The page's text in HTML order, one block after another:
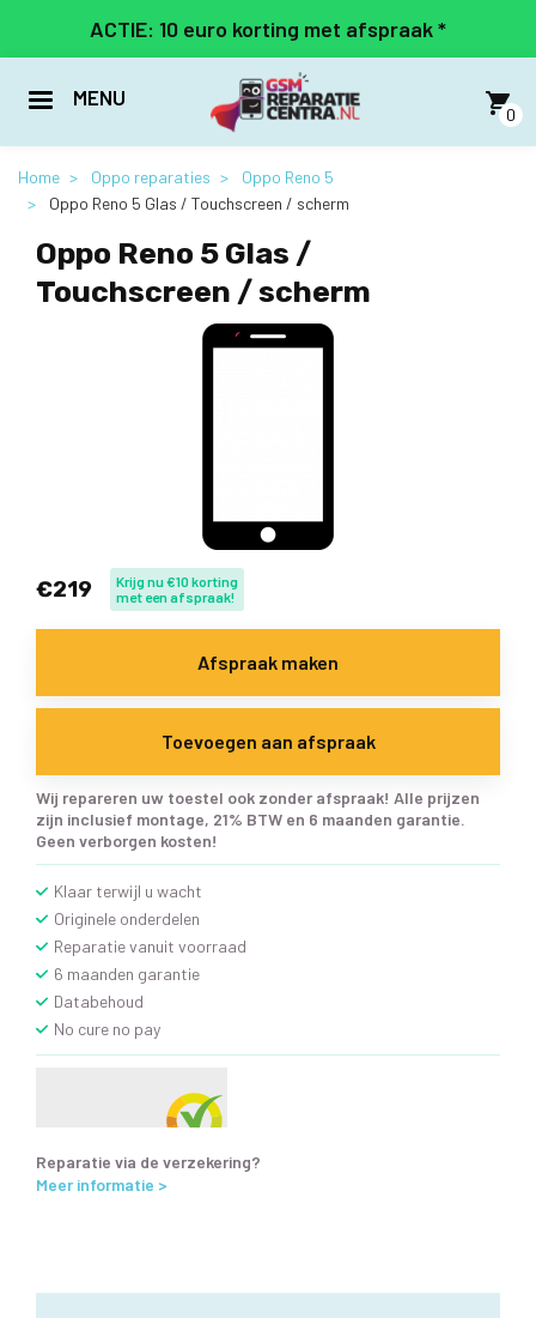
naar
inhoud
ACTIE: 10 euro korting met afspraak *
MENU
0
Home Oppo reparaties
Oppo Reno 5
Oppo Reno 5 Glas / Touchscreen / scherm
Oppo Reno 5 Glas /
Touchscreen / scherm
€219
Krijg nu €10 korting
met een afspraak!
Afspraak maken
Toevoegen aan afspraak
Wij repareren uw toestel ook zonder afspraak! Alle prijzen
zijn inclusief montage, 21% BTW en 6 maanden garantie.
Geen verborgen kosten!
Klaar terwijl u wacht
Originele onderdelen
Reparatie vanuit voorraad
6 maanden garantie
Databehoud
No cure no pay
Reparatie via de verzekering?
Meer informatie >